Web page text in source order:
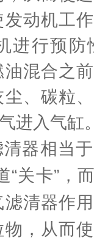
动机工
进行预
混合之
、碳粒
进入气缸
相当于
“关卡”，
清器作
，从而